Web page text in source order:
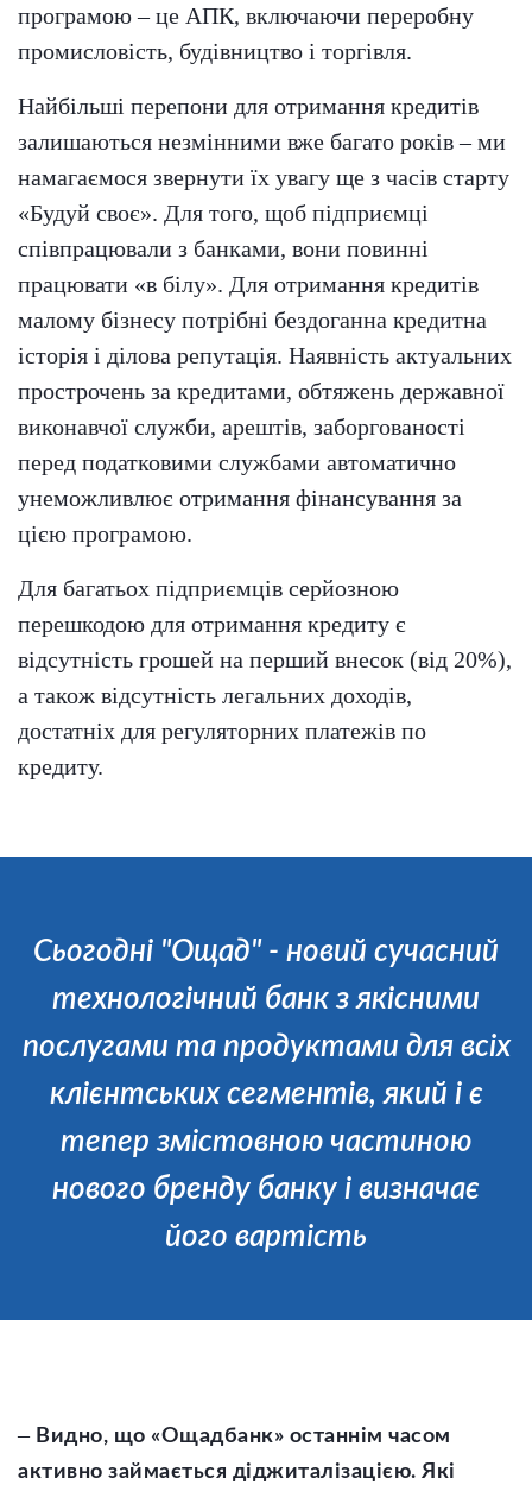
програмою – це АПК, включаючи переробну
промисловість, будівництво і торгівля.
Найбільші перепони для отримання кредитів
залишаються незмінними вже багато років – ми
намагаємося звернути їх увагу ще з часів старту
«Будуй своє». Для того, щоб підприємці
співпрацювали з банками, вони повинні
працювати «в білу». Для отримання кредитів
малому бізнесу потрібні бездоганна кредитна
історія і ділова репутація. Наявність актуальних
прострочень за кредитами, обтяжень державної
виконавчої служби, арештів, заборгованості
перед податковими службами автоматично
унеможливлює отримання фінансування за
цією програмою.
Для багатьох підприємців серйозною
перешкодою для отримання кредиту є
відсутність грошей на перший внесок (від 20%),
а також відсутність легальних доходів,
достатніх для регуляторних платежів по
кредиту.
Сьогодні "Ощад" - новий сучасний
технологічний банк з якісними
послугами та продуктами для всіх
клієнтських сегментів, який і є
тепер змістовною частиною
нового бренду банку і визначає
його вартість
– Видно, що «Ощадбанк» останнім часом
активно займається діджиталізацією. Які